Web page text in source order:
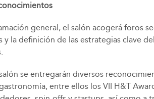
general, el salón acogerá foros
y la definición de las estrategias clave
se entregarán diversos
entre ellos los VII H&T